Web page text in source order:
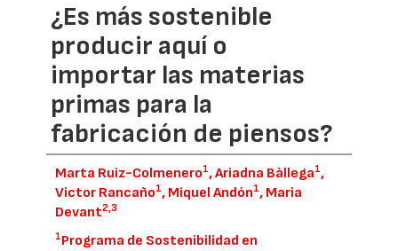
¿Es más sostenible
producir aquí o
importar las materias
primas para la
fabricación de piensos?
Marta Ruiz-Colmenero1, Ariadna Bàllega1,
Victor Rancaño1, Miquel Andón1, Maria
Devant2,3
1Programa de Sostenibilidad en